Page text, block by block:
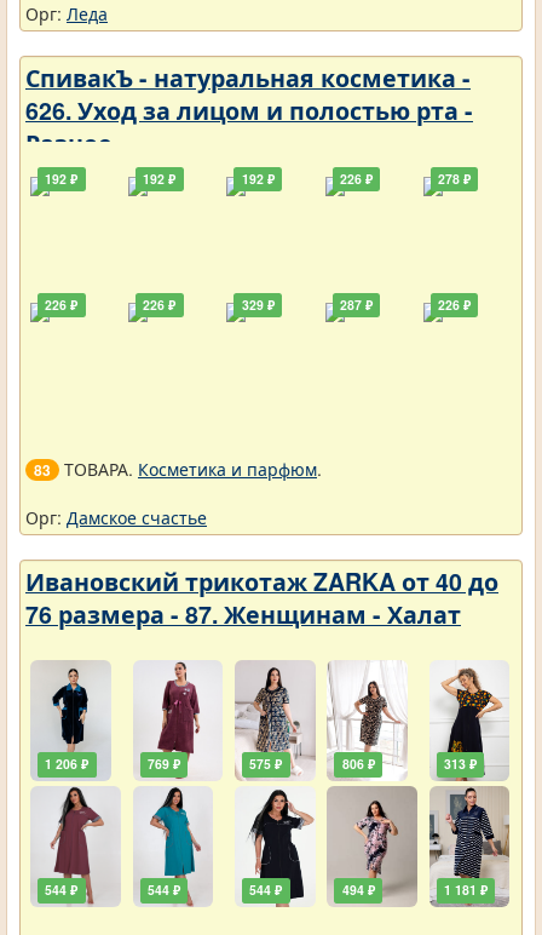
Орг: Леда
СпивакЪ - натуральная косметика -
626. Уход за лицом и полостью рта -
Разное
192 ₽
226 ₽
192 ₽
226 ₽
192 ₽
329 ₽
226 ₽
287 ₽
278 ₽
226 ₽
83 ТОВАРА. Косметика и парфюм.
Орг: Дамское счастье
Ивановский трикотаж ZARKA от 40 до
76 размера - 87. Женщинам - Халат
1 206 ₽
544 ₽
769 ₽
544 ₽
575 ₽
544 ₽
806 ₽
494 ₽
313 ₽
1 181 ₽